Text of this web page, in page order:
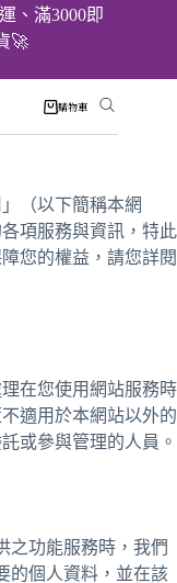
、滿3000即
🚀
購物車
（以下簡稱本網
項服務與資訊，特此
您的權益，請您詳閱
在您使用網站服務時
適用於本網站以外的
或參與管理的人員。
之功能服務時，我們
的個人資料，並在該